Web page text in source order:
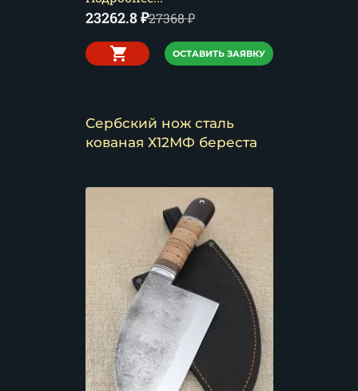
23262.8₽27368₽
ОСТАВИТЬ ЗАЯВКУ
Сербский нож сталь
кованая Х12МФ береста